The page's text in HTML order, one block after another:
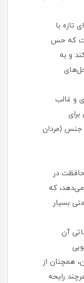
تازه با
که حس
و به
و غالب
جنس (مردان
ساعت محافظت در
می‌دهد، که
بسیار
آن
همچنان از
رایحه